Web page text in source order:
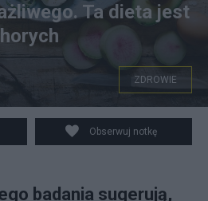
Ta dieta jest
ZDROWIE
Obserwuj notkę
badania sugerują,